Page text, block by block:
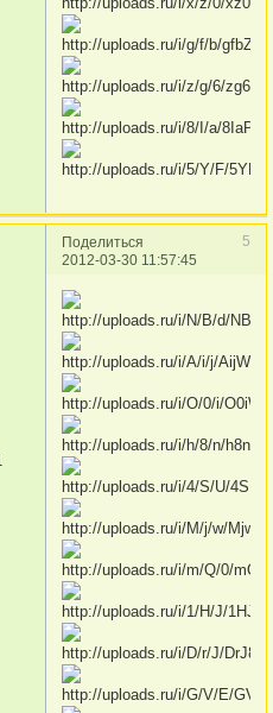
Поделиться
5
2012-03-30 11:57:45